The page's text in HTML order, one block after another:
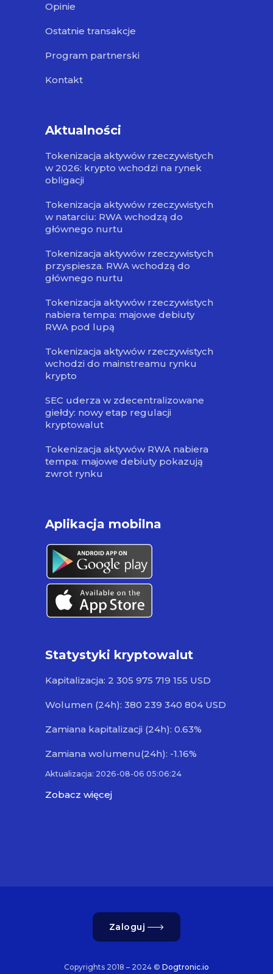
Opinie
Ostatnie transakcje
Program partnerski
Kontakt
Aktualności
Tokenizacja aktywów rzeczywistych
w 2026: krypto wchodzi na rynek
obligacji
Tokenizacja aktywów rzeczywistych
w natarciu: RWA wchodzą do
głównego nurtu
Tokenizacja aktywów rzeczywistych
przyspiesza. RWA wchodzą do
głównego nurtu
Tokenizacja aktywów rzeczywistych
nabiera tempa: majowe debiuty
RWA pod lupą
Tokenizacja aktywów rzeczywistych
wchodzi do mainstreamu rynku
krypto
SEC uderza w zdecentralizowane
giełdy: nowy etap regulacji
kryptowalut
Tokenizacja aktywów RWA nabiera
tempa: majowe debiuty pokazują
zwrot rynku
Aplikacja mobilna
Statystyki kryptowalut
Kapitalizacja: 2 305 975 719 155 USD
Wolumen (24h): 380 239 340 804 USD
Zamiana kapitalizacji (24h): 0.63%
Zamiana wolumenu(24h): -1.16%
Aktualizacja: 2026-08-06 05:06:24
Zobacz więcej
Zaloguj
Copyrights 2018 – 2024 © Dogtronic.io